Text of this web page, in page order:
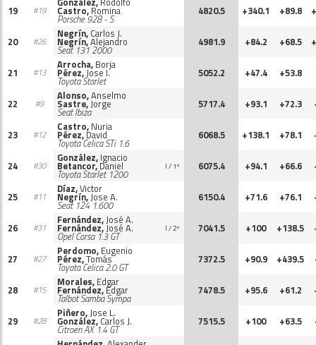
19 #19 Castro, Romina
Porsche 928 - S
4820.5 +340.1 +89.8
20 #26
Negrín, Carlos J.
Negrín,Alejandro
Seat 131 2000
4981.9 +84.2 +68.5
21 #13
Arrocha, Borja
Pérez,Jose I.
Toyota Starlet
5052.2 +47.4 +53.8
22 #9
Alonso,Anselmo
Sastre,Jorge
Seat Ibiza
5717.4 +93.1 +72.3
23 #12
Castro, Nuria
Pérez, David
Toyota Celica STi 1.6
6068.5 +138.1 +78.1
24 #30
González, Ignacio
Betancor, Daniel
Toyota Starlet 1200
I / 1º 6075.4 +94.1 +66.6
25 #11
Díaz,Victor
Negrín,Jose A.
Seat 124 1.600
6150.4 +71.6 +76.1
26 #31
Fernández,José A.
Fernández,José A.
Opel Corsa 1.3 GT
I / 2º 7041.5 +100 +138.5
27 #27
Perdomo, Eugenio
Pérez,Tomás
Toyota Celica 2.0 GT
7372.5 +90.9 +439.5
28 #15
Morales, Edgar
Fernández, Edgar
Talbot Samba Sympa
7478.5 +95.6 +61.2
29 #28
Piñero,Jose L.
González, Carlos J.
Citroen AX 1.4 GT
7515.5 +100 +63.5